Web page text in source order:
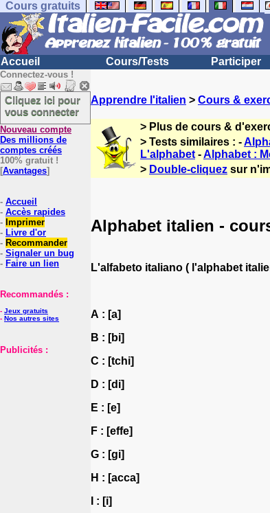
Cours gratuits
Accueil Cours/Tests Participer
Connectez-vous !
Cliquez ici pour
vous connecter
Nouveau compte
Des millions de
comptes créés
100% gratuit !
[Avantages]
- Accueil
- Accès rapides
- Imprimer
- Livre d'or
- Recommander
- Signaler un bug
- Faire un lien
Recommandés :
- Jeux gratuits
- Nos autres sites
Publicités :
Apprendre l'italien > Cours &
> Plus de cours &
> Tests similaires : -
L'alphabet -Alphabet :
> Double-cliquez sur
Alphabet italien -
L'alfabeto italiano ( l'alphabet
A : [a]
B : [bi]
C : [tchi]
D : [di]
E : [e]
F : [effe]
G : [gi]
H : [acca]
I : [i]